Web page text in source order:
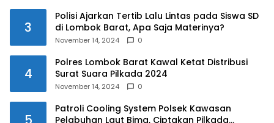
3
Polisi Ajarkan Tertib Lalu Lintas pada Siswa SD
di Lombok Barat, Apa Saja Materinya?
November 14, 2024 0
4
Polres Lombok Barat Kawal Ketat Distribusi
Surat Suara Pilkada 2024
November 14, 2024 0
Patroli Cooling System Polsek Kawasan
Pelabuhan Laut Bima, Ciptakan Pilkada